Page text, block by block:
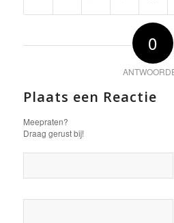
0
Plaats een Reactie
Meepraten?
Draag gerust bij!